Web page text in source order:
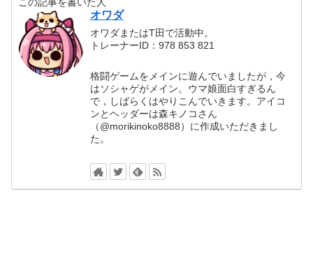
オワダ
オワダまたはT田で活動中。
トレーナーID：978 853 821
格闘ゲームをメインに遊んでいましたが，今
はソシャゲがメイン。ウマ娘面白すぎるん
で，しばらくはやりこんでいきます。アイコ
ンとヘッダーは森キノコさん
（@morikinoko8888）に作成いただきまし
た。